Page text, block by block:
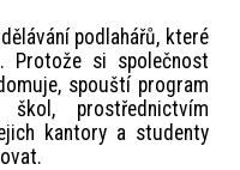
podlahářů, které
Protože si společnost
spouští program
škol, prostřednictvím
kantory a studenty